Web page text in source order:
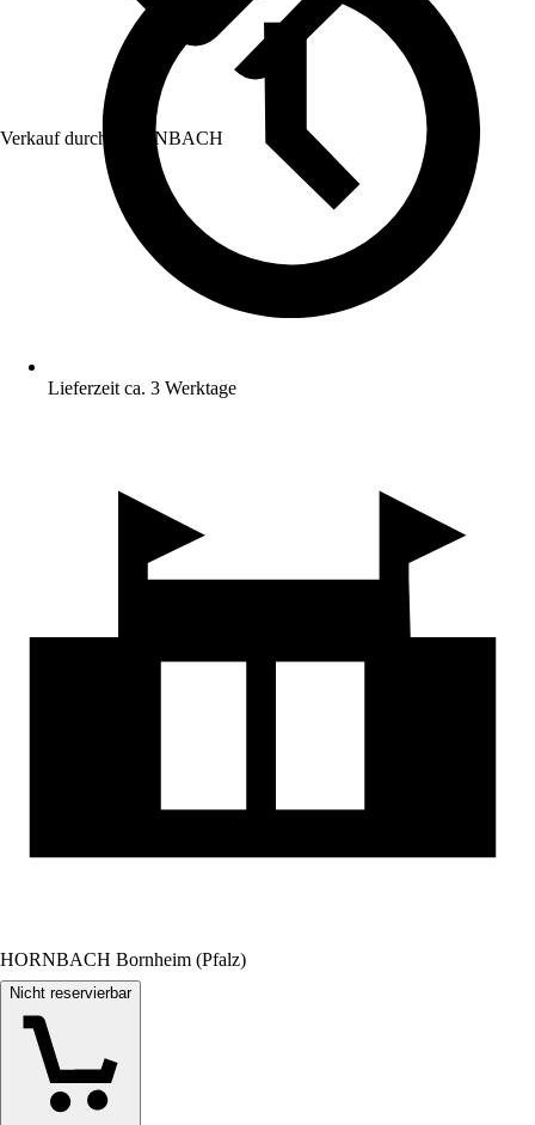
Verkauf durch: HORNBACH
Lieferzeit ca. 3 Werktage
HORNBACH Bornheim (Pfalz)
Nicht reservierbar